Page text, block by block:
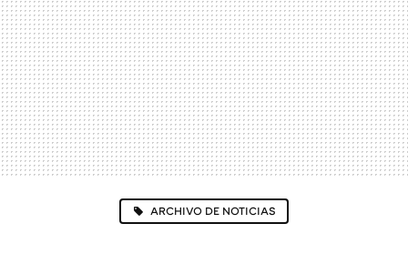
ARCHIVO DE NOTICIAS